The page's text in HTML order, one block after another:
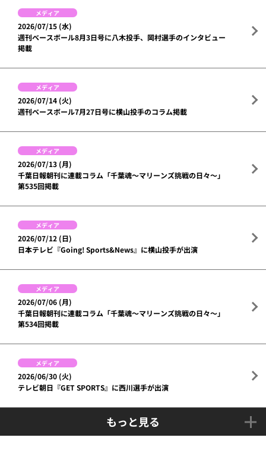
メディア
2026/07/15 (水)
週刊ベースボール8月3日号に八木投手、岡村選手のインタビュー
掲載
メディア
2026/07/14 (火)
週刊ベースボール7月27日号に横山投手のコラム掲載
メディア
2026/07/13 (月)
千葉日報朝刊に連載コラム「千葉魂～マリーンズ挑戦の日々～」
第535回掲載
メディア
2026/07/12 (日)
日本テレビ『Going! Sports&News』に横山投手が出演
メディア
2026/07/06 (月)
千葉日報朝刊に連載コラム「千葉魂～マリーンズ挑戦の日々～」
第534回掲載
メディア
2026/06/30 (火)
テレビ朝日『GET SPORTS』に西川選手が出演
もっと見る